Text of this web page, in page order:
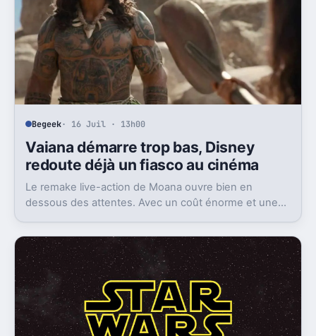
Begeek· 16 Juil · 13h00
Vaiana démarre trop bas, Disney
redoute déjà un fiasco au cinéma
Le remake live-action de Moana ouvre bien en
dessous des attentes. Avec un coût énorme et une
box-office.